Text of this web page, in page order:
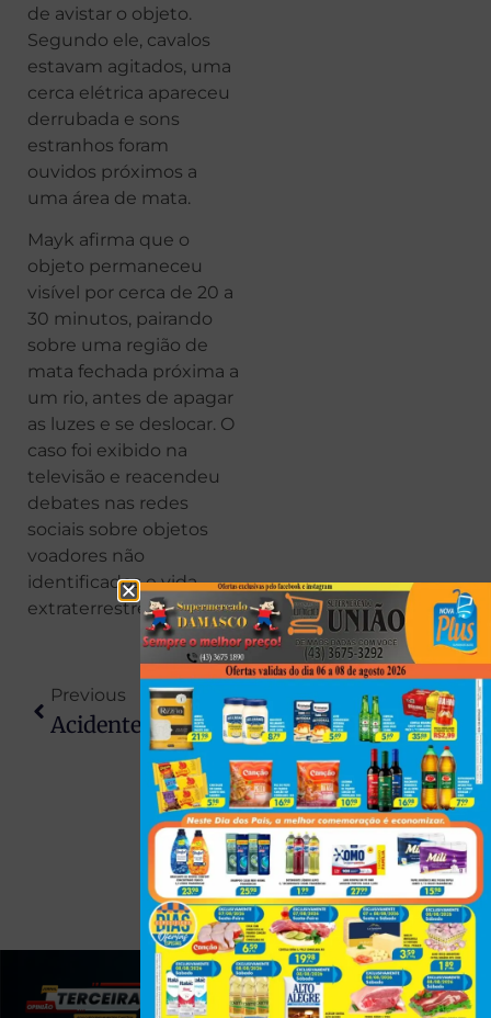
de avistar o objeto.
Segundo ele, cavalos
estavam agitados, uma
cerca elétrica apareceu
derrubada e sons
estranhos foram
ouvidos próximos a
uma área de mata.
Mayk afirma que o
objeto permaneceu
visível por cerca de 20 a
30 minutos, pairando
sobre uma região de
mata fechada próxima a
um rio, antes de apagar
as luzes e se deslocar. O
caso foi exibido na
televisão e reacendeu
debates nas redes
sociais sobre objetos
voadores não
identificados e vida
extraterrestre.
Previous
Acidente Entre Caminhões Mata Dois Jovens Na PR-323
Next
Homem Chama A PM Para Denunciar Furto Do Próprio Carro E Acaba Preso Dirigindo Embriagado Na Região
(43) 991545950